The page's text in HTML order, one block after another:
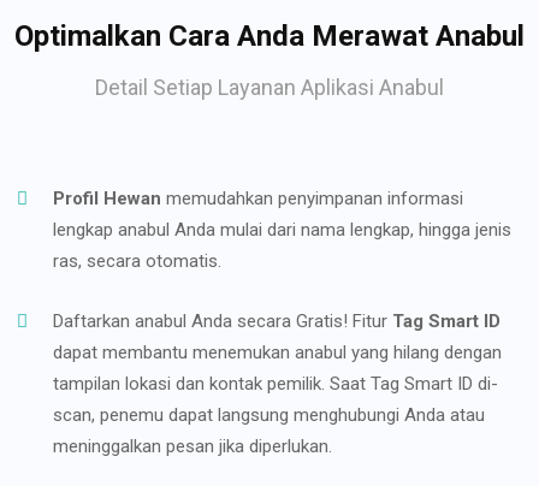
Optimalkan Cara Anda Merawat Anabul
Detail Setiap Layanan Aplikasi Anabul
Profil Hewan memudahkan penyimpanan informasi
lengkap anabul Anda mulai dari nama lengkap, hingga jenis
ras, secara otomatis.
Daftarkan anabul Anda secara Gratis! Fitur Tag Smart ID
dapat membantu menemukan anabul yang hilang dengan
tampilan lokasi dan kontak pemilik. Saat Tag Smart ID di-
scan, penemu dapat langsung menghubungi Anda atau
meninggalkan pesan jika diperlukan.